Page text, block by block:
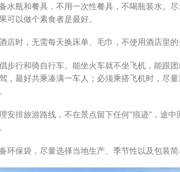
水瓶和餐具，不用一次性餐具，不喝瓶装水。
可以做个素食者是最好。
店时，无需每天换床单、毛巾，不使用酒店里的
步行和骑自行车。能坐火车就不坐飞机，能跟
，最好共乘凑满一车人；必须乘搭飞机时，尽
安排旅游路线，不在景点留下任何“痕迹”，途
环保袋，尽量选择当地生产、季节性以及包装简